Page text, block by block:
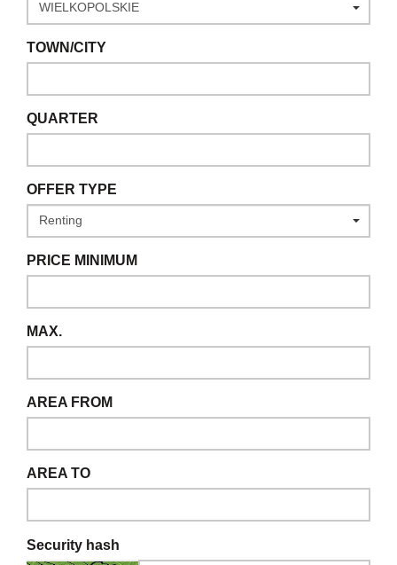
TOWN/CITY
QUARTER
OFFER TYPE
PRICE MINIMUM
MAX.
AREA FROM
AREA TO
Security hash